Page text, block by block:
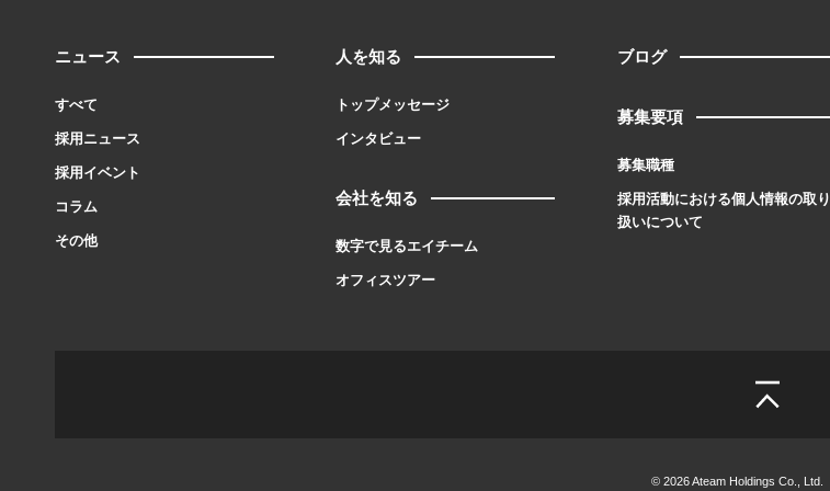
ニュース
すべて
採用ニュース
採用イベント
コラム
その他
人を知る
トップメッセージ
インタビュー
会社を知る
数字で見るエイチーム
オフィスツアー
ブログ
募集要項
募集職種
採用活動における個人情報の取り
扱いについて
© 2026 Ateam Holdings Co., Ltd.